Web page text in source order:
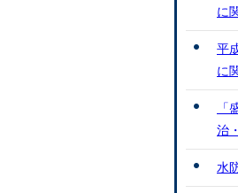
に
平
に
「
治
水